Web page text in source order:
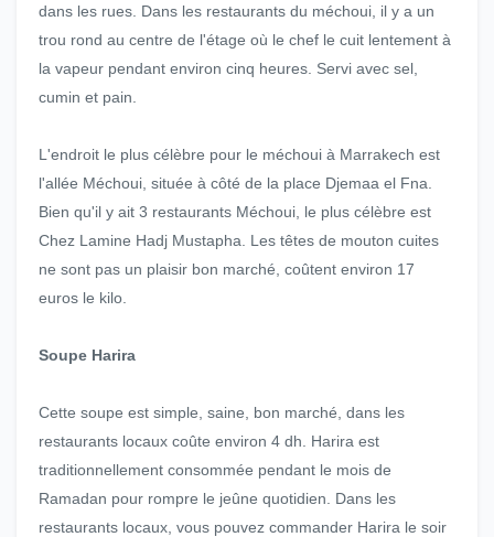
dans les rues. Dans les restaurants du méchoui, il y a un
trou rond au centre de l'étage où le chef le cuit lentement à
la vapeur pendant environ cinq heures. Servi avec sel,
cumin et pain.
L'endroit le plus célèbre pour le méchoui à Marrakech est
l'allée Méchoui, située à côté de la place Djemaa el Fna.
Bien qu'il y ait 3 restaurants Méchoui, le plus célèbre est
Chez Lamine Hadj Mustapha. Les têtes de mouton cuites
ne sont pas un plaisir bon marché, coûtent environ 17
euros le kilo.
Soupe Harira
Cette soupe est simple, saine, bon marché, dans les
restaurants locaux coûte environ 4 dh. Harira est
traditionnellement consommée pendant le mois de
Ramadan pour rompre le jeûne quotidien. Dans les
restaurants locaux, vous pouvez commander Harira le soir